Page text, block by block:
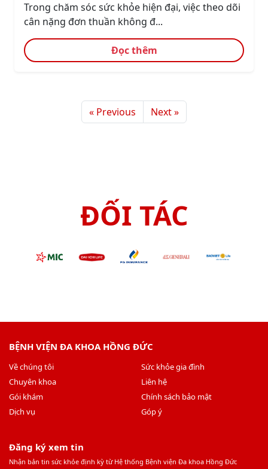
Trong chăm sóc sức khỏe hiện đại, việc theo dõi
cân nặng đơn thuần không đ...
Đọc thêm
« Previous Next »
ĐỐI TÁC
BỆNH VIỆN ĐA KHOA HỒNG ĐỨC
Về chúng tôi
Chuyên khoa
Gói khám
Dịch vụ
Sức khỏe gia đình
Liên hệ
Chính sách bảo mật
Góp ý
Đăng ký xem tin
Nhận bản tin sức khỏe định kỳ từ Hệ thống Bệnh viện Đa khoa Hồng Đức